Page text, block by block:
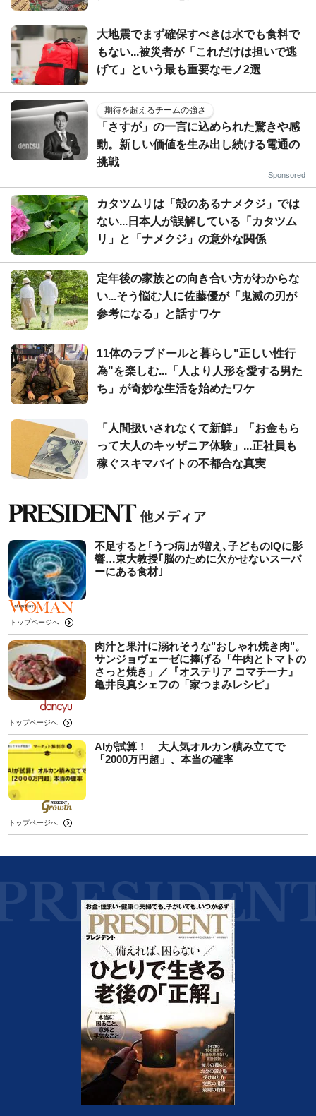
大地震でまず確保すべきは水でも食料で
もない...被災者が「これだけは担いで逃
げて」という最も重要なモノ2選
期待を超えるチームの強さ
「さすが」の一言に込められた驚きや感
動。新しい価値を生み出し続ける電通の
挑戦
Sponsored
カタツムリは「殻のあるナメクジ」では
ない...日本人が誤解している「カタツム
リ」と「ナメクジ」の意外な関係
定年後の家族との向き合い方がわからな
い...そう悩む人に佐藤優が「鬼滅の刃が
参考になる」と話すワケ
11体のラブドールと暮らし"正しい性行
為"を楽しむ...「人より人形を愛する男た
ち」が奇妙な生活を始めたワケ
「人間扱いされなくて新鮮」「お金もら
って大人のキッザニア体験」...正社員も
稼ぐスキマバイトの不都合な真実
不足すると｢うつ病｣が増え､子どものIQに影
響…東大教授｢脳のために欠かせないスーパ
ーにある食材｣
トップページへ
肉汁と果汁に溺れそうな"おしゃれ焼き肉"。
サンジョヴェーゼに捧げる「牛肉とトマトの
さっと焼き」／『オステリア コマチーナ』
亀井良真シェフの「家つまみレシピ」
トップページへ
AIが試算！ 大人気オルカン積み立てで
「2000万円超」、本当の確率
トップページへ